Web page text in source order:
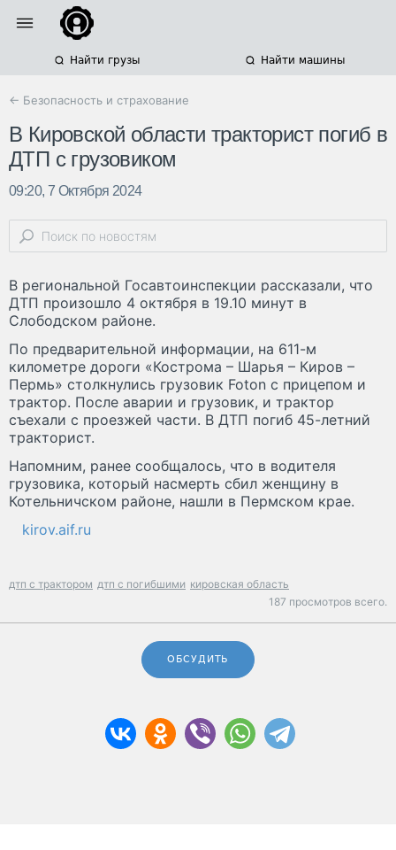
Найти грузы Найти машины
← Безопасность и страхование
В Кировской области тракторист погиб в
ДТП с грузовиком
09:20, 7 Октября 2024
В региональной Госавтоинспекции рассказали, что
ДТП произошло 4 октября в 19.10 минут в
Слободском районе.
По предварительной информации, на 611-м
километре дороги «Кострома – Шарья – Киров –
Пермь» столкнулись грузовик Foton с прицепом и
трактор. После аварии и грузовик, и трактор
съехали с проезжей части. В ДТП погиб 45-летний
тракторист.
Напомним, ранее сообщалось, что в водителя
грузовика, который насмерть сбил женщину в
Котельничском районе, нашли в Пермском крае.
kirov.aif.ru
дтп с трактором дтп с погибшими кировская область
187 просмотров всего.
ОБСУДИТЬ